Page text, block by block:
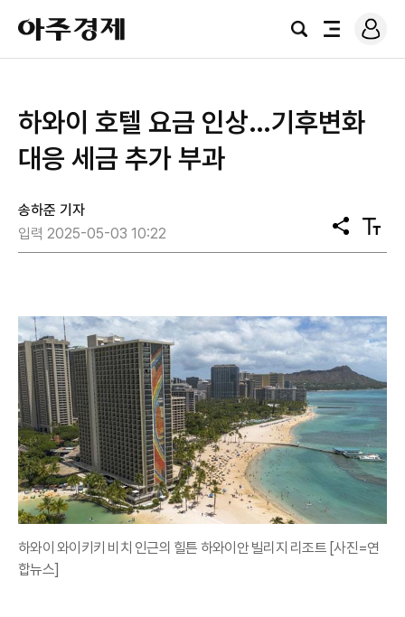
아
주
경
검
전
로
그
하와이 호텔 요금 인상…기후변화
대응 세금 추가 부과
송하준 기자
입력 2025-05-03 10:22
공
유
텍
스
하와이 와이키키 비치 인근의 힐튼 하와이안 빌리지 리조트 [사진=연
합뉴스]